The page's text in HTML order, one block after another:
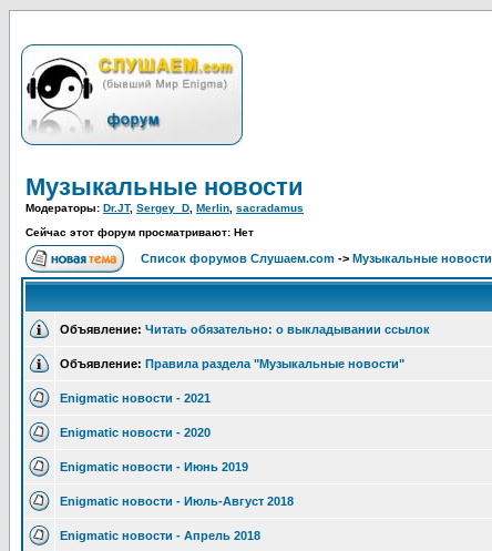
Музыкальные новости
Модераторы: Dr.JT, Sergey_D Merlin sacradamus
Сейчас этот форум просматривают: Нет
Список форумов Слушаем.com -> Музыкальные новости
Объявление: Читать обязательно: о выкладывании ссылок
Объявление: Правила раздела "Музыкальные новости"
Enigmatic новости - 2021
Enigmatic новости - 2020
Enigmatic новости - Июнь 2019
Enigmatic новости - Июль-Август 2018
Enigmatic новости - Апрель 2018